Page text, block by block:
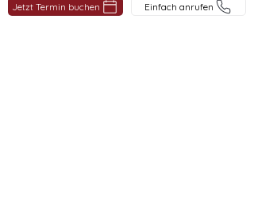
Jetzt Termin buchen Einfach anrufen